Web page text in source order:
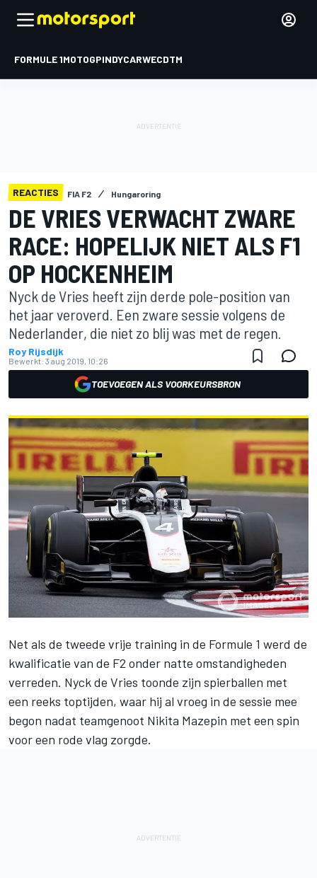
FORMULE 1MOTOGPINDYCARWECDTM
REACTIES FIA F2 Hungaroring
DE VRIES VERWACHT ZWARE
RACE: HOPELIJK NIET ALS F1
OP HOCKENHEIM
Nyck de Vries heeft zijn derde pole-position van
het jaar veroverd. Een zware sessie volgens de
Nederlander, die niet zo blij was met de regen.
Roy Rijsdijk
Bewerkt: 3 aug 2019, 10:26
TOEVOEGEN ALS VOORKEURSBRON
Net als de tweede vrije training in de Formule 1 werd de
kwalificatie van de F2 onder natte omstandigheden
verreden. Nyck de Vries toonde zijn spierballen met
een reeks toptijden, waar hij al vroeg in de sessie mee
begon nadat teamgenoot Nikita Mazepin met een spin
voor een rode vlag zorgde.